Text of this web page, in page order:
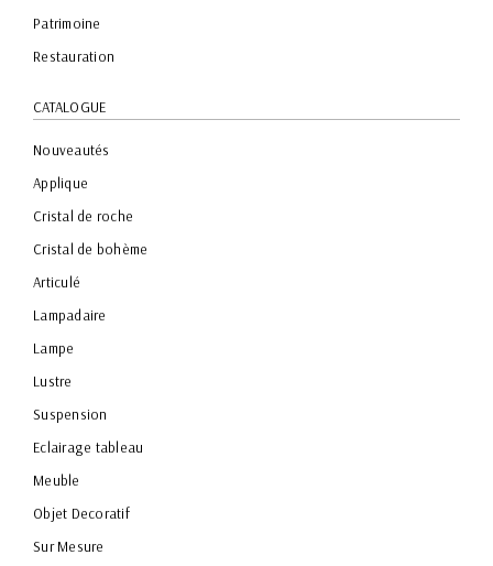
Patrimoine
Restauration
CATALOGUE
Nouveautés
Applique
Cristal de roche
Cristal de bohème
Articulé
Lampadaire
Lampe
Lustre
Suspension
Eclairage tableau
Meuble
Objet Decoratif
Sur Mesure